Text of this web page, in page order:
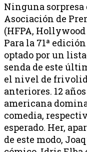
Ninguna sorpresa
Asociación de
(HFPA,
Para la 71ª
optado por un
senda de este
el nivel de
anteriores. 12
americana
comedia,
esperado. Her,
de este modo,